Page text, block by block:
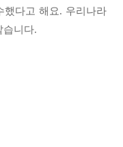
했다고 해요. 우리나라
습니다.